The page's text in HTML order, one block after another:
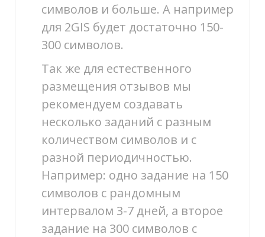
символов и больше. А например
для 2GIS будет достаточно 150-
300 символов.
Так же для естественного
размещения отзывов мы
рекомендуем создавать
несколько заданий с разным
количеством символов и с
разной периодичностью.
Например: одно задание на 150
символов с рандомным
интервалом 3-7 дней, а второе
задание на 300 символов с